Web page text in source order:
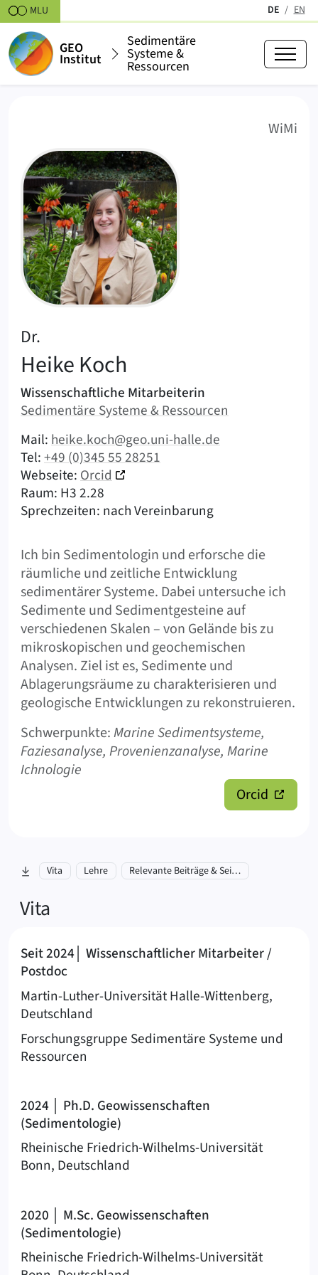
Zum Inhalt springen DE
(aktiv)
EN
MLU
GEO
Institut
Sedimentäre
Systeme &
Ressourcen
HK
Dr.
HeikeKoch
(
WiMi
Aufgabengebiete & Verantwortlichkeiten
Wissenschaftliche Mitarbeiterin
Abteilung:
Sedimentäre Systeme & Ressourcen
Kontaktmöglichkeiten (Koch, Heike)
Mail:heike.koch@geo.uni-halle.de
Tel:+49 (0)345 55 28251
Webseite:Orcid
|Raum: H3 2.28
Sprechzeiten: nach Vereinbarung
Kurzinfo
Ich bin Sedimentologin und erforsche die
räumliche und zeitliche Entwicklung
sedimentärer Systeme. Dabei untersuche ich
Sedimente und Sedimentgesteine auf
verschiedenen Skalen – von Gelände bis zu
mikroskopischen und geochemischen
Analysen. Ziel ist es, Sedimente und
Ablagerungsräume zu charakterisieren und
geologische Entwicklungen zu rekonstruieren.
Schwerpunkte:Marine Sedimentsysteme,
Faziesanalyse, Provenienzanalyse, Marine
Ichnologie
Orcid
zu Abschnitt springen:
Vita Lehre Relevante Beiträge & Seiten
Vita
Seit 2024│ Wissenschaftlicher Mitarbeiter /
Postdoc
Martin-Luther-Universität Halle-Wittenberg,
Deutschland
Forschungsgruppe Sedimentäre Systeme und
Ressourcen
2024 │ Ph.D. Geowissenschaften
(Sedimentologie)
Rheinische Friedrich-Wilhelms-Universität
Bonn, Deutschland
2020 │ M.Sc. Geowissenschaften
(Sedimentologie)
Rheinische Friedrich-Wilhelms-Universität